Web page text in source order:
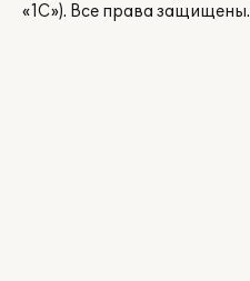
«1С»). Все права защищены.